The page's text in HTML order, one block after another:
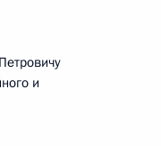
и